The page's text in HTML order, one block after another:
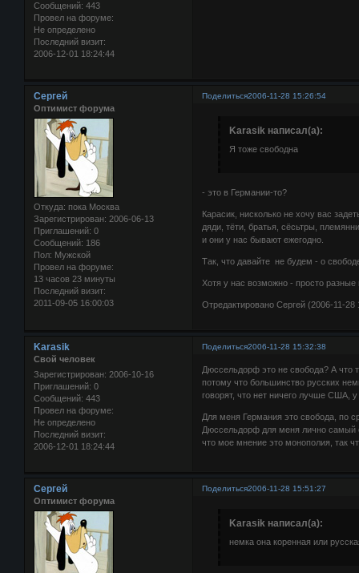
Сообщений: 443
Провел на форуме:
Не определено
Последний визит:
2006-12-01 18:24:44
Поделиться2006-11-28 15:26:54
Сергей
Оптимист форума
Откуда: пока Москва
Зарегистрирован: 2006-06-13
Приглашений: 0
Сообщений: 186
Пол: Мужской
Провел на форуме:
13 часов 23 минуты
Последний визит:
2011-09-05 16:00:03
Karasik написал(а):
Я тоже свободна
- это в Германии-то?
Карасик, нисколько не хочу вас
дяди, тёти, братья, сёсьтры,
и они у нас бывают ежегодно.
Так, что давайте не будем - о
Хотя у нас возможно - просто разные
Отредактировано Сергей (2006-11-28
Поделиться2006-11-28 15:32:38
Karasik
Свой человек
Зарегистрирован: 2006-10-16
Приглашений: 0
Сообщений: 443
Провел на форуме:
Не определено
Последний визит:
2006-12-01 18:24:44
Дюссельдорф это не свобода? А что
потому что большинство русских
говорят, что нет ничего лучше США,
Для меня Германия это свобода, по
Дюссельдорф для меня лично самый
что мое мнение это монополия, так
Поделиться2006-11-28 15:51:27
Сергей
Оптимист форума
Karasik написал(а):
немка она коренная или